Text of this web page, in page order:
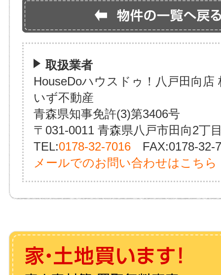
取扱業者
HouseDoハウスドゥ！八戸田向店
いず不動産
青森県知事免許(3)第3406号
〒031-0011 青森県八戸市田向2丁
TEL:0178-32-7016 FAX:0178-32-
メールでのお問い合わせはこちら